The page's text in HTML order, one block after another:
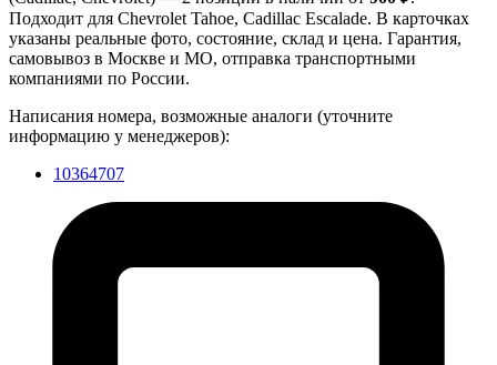
Подходит для Chevrolet Tahoe, Cadillac Escalade. В карточках
указаны реальные фото, состояние, склад и цена. Гарантия,
самовывоз в Москве и МО, отправка транспортными
компаниями по России.
Написания номера, возможные аналоги (уточните
информацию у менеджеров):
10364707